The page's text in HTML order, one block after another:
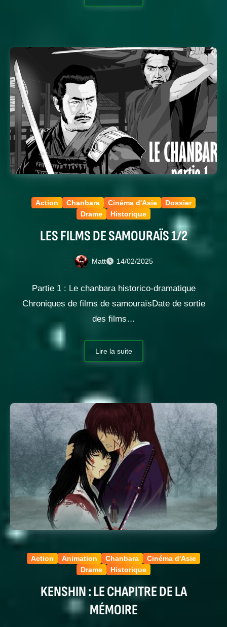
Action Chanbara Cinéma d'Asie
Dossier
Drame
Historique
LES FILMS DE SAMOURAÏS 1/2
Matt 14/02/2025
Partie 1 : Le chanbara historico-dramatique
Chroniques de films de samouraïsDate de sortie
des films…
Lire la suite
Action Animation Chanbara
Cinéma d'Asie
Drame
Historique
KENSHIN : LE CHAPITRE DE LA
MÉMOIRE